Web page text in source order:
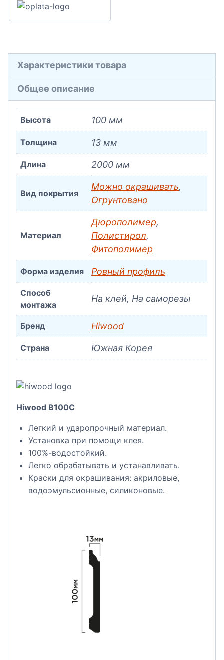
Характеристики товара
Общее описание
Высота 100 мм
Толщина 13 мм
Длина 2000 мм
Вид покрытия
Можно окрашивать,
Огрунтовано
Материал
Дюрополимер,
Полистирол,
Фитополимер
Форма изделия Ровный профиль
Способ
монтажа
На клей, На саморезы
Бренд Hiwood
Страна Южная Корея
Hiwood B100C
Легкий и ударопрочный материал.
Установка при помощи клея.
100%-водостойкий.
Легко обрабатывать и устанавливать.
Краски для окрашивания: акриловые,
водоэмульсионные, силиконовые.